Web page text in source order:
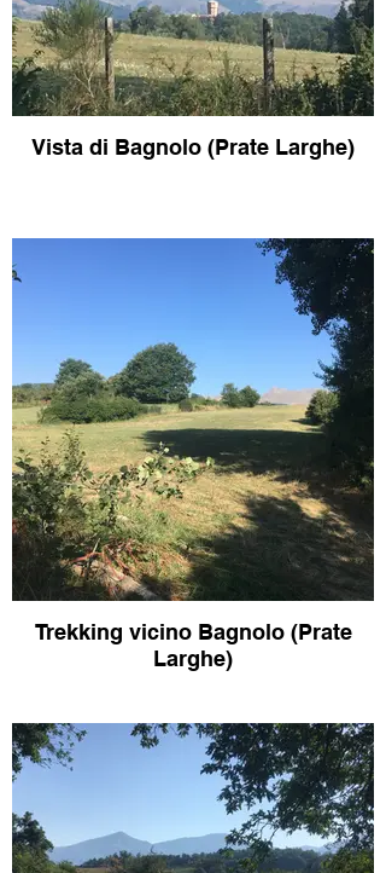
Vista di Bagnolo (Prate Larghe)
Trekking vicino Bagnolo (Prate
Larghe)